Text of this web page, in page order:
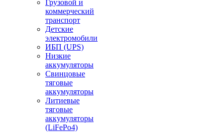
Грузовой и
коммерческий
транспорт
Детские
электромобили
ИБП (UPS)
Низкие
аккумуляторы
Свинцовые
тяговые
аккумуляторы
Литиевые
тяговые
аккумуляторы
(LiFePo4)